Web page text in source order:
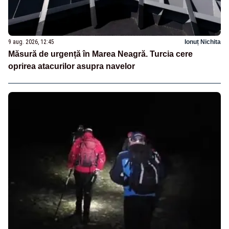
9 aug. 2026, 12:45 Ionuț Nichita
Măsură de urgență în Marea Neagră. Turcia cere
oprirea atacurilor asupra navelor